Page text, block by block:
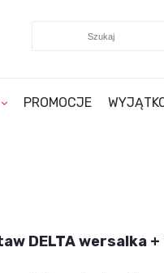
PROMOCJE
DELTA wersalka